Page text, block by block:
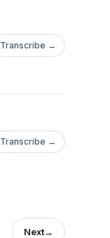
Transcribe →
Transcribe →
Next→